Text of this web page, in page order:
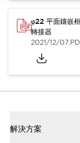
φ22 平面鑲嵌
轉接器
2021/12/07
解決方案